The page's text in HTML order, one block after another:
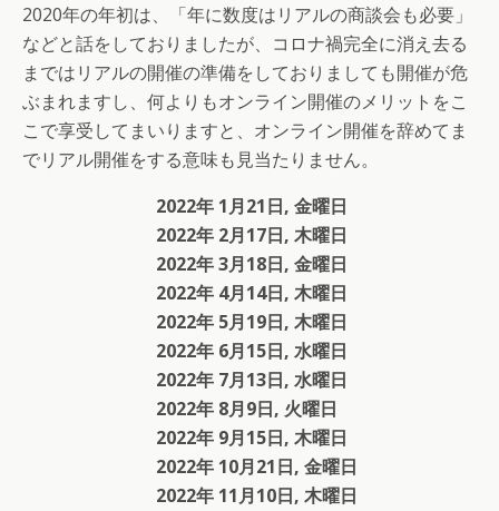
2020年の年初は、「年に数度はリアルの商談会も必要」
などと話をしておりましたが、コロナ禍完全に消え去る
まではリアルの開催の準備をしておりましても開催が危
ぶまれますし、何よりもオンライン開催のメリットをこ
こで享受してまいりますと、オンライン開催を辞めてま
でリアル開催をする意味も見当たりません。
2022年 1月21日, 金曜日
2022年 2月17日, 木曜日
2022年 3月18日, 金曜日
2022年 4月14日, 木曜日
2022年 5月19日, 木曜日
2022年 6月15日, 水曜日
2022年 7月13日, 水曜日
2022年 8月9日, 火曜日
2022年 9月15日, 木曜日
2022年 10月21日, 金曜日
2022年 11月10日, 木曜日